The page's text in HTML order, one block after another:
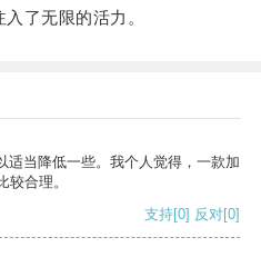
了无限的活力。
适当降低一些。我个人觉得，一款加
合理。
支持[0] 反对[0]